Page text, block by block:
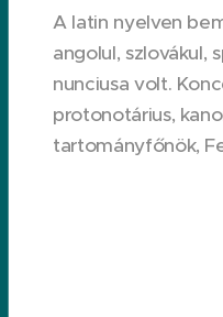
A latin nyelven
angolul, szlovákul,
nunciusa volt.
protonotárius,
tartományfőnök,